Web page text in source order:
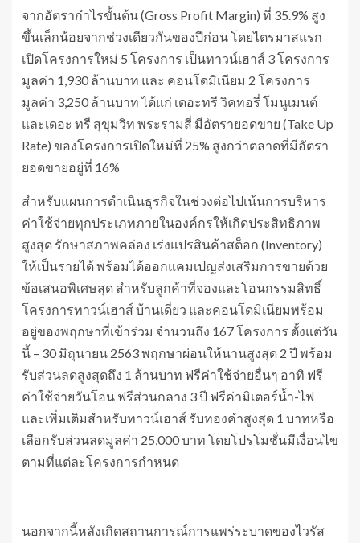
จากอัตรากำไรขั้นต้น (Gross Profit Margin) ที่ 35.9% สูง
ขึ้นเล็กน้อยจากช่วงเดียวกันของปีก่อน โดยไตรมาสแรก
เปิดโครงการใหม่ 5 โครงการ เป็นทาวน์เฮาส์ 3 โครงการ
มูลค่า 1,930 ล้านบาท และ คอนโดมิเนียม 2 โครงการ
มูลค่า 3,250 ล้านบาท ได้แก่ เดอะทรี วิคทอรี่ โมนูเมนต์
และเดอะ ทรี สุขุมวิท พระรามสี่ มีอัตรายอดขาย (Take Up
Rate) ของโครงการเปิดใหม่ที่ 25% สูงกว่าตลาดที่มีอัตรา
ยอดขายอยู่ที่ 16%
สำหรับแผนการดำเนินธุรกิจในช่วงต่อไปเน้นการบริหาร
ค่าใช้จ่ายทุกประเภทภายในองค์กรให้เกิดประสิทธิภาพ
สูงสุด รักษาสภาพคล่อง เร่งแปรสินค้าสต็อก (Inventory)
ให้เป็นรายได้ พร้อมได้ออกแคมเปญส่งเสริมการขายด้วย
ข้อเสนอพิเศษสุด สำหรับลูกค้าที่จองและโอนกรรมสิทธิ์
โครงการทาวน์เฮาส์ บ้านเดี่ยว และคอนโดมิเนียมพร้อม
อยู่ของพฤกษาที่เข้าร่วม จำนวนถึง 167 โครงการ ตั้งแต่วัน
นี้ – 30 มิถุนายน 2563 พฤกษาผ่อนให้นานสูงสุด 2 ปี พร้อม
รับส่วนลดสูงสุดถึง 1 ล้านบาท ฟรีค่าใช้จ่ายอื่นๆ อาทิ ฟรี
ค่าใช้จ่ายวันโอน ฟรีส่วนกลาง 3 ปี ฟรีค่ามิเตอร์น้ำ-ไฟ
และเพิ่มเติมสำหรับทาวน์เฮาส์ รับทองคำสูงสุด 1 บาทหรือ
เลือกรับส่วนลดมูลค่า 25,000 บาท โดยโปรโมชั่นมีเงื่อนไข
ตามที่แต่ละโครงการกำหนด
นอกจากนี้หลังเกิดสถานการณ์การแพร่ระบาดของไวรัส